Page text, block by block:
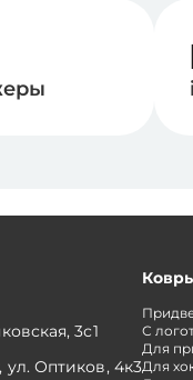
3с1
, ул. Оптиков, 4к3
С
Для
Для